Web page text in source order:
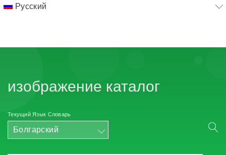
Русский
изображение каталог
Текущий Язык Словарь
Болгарский